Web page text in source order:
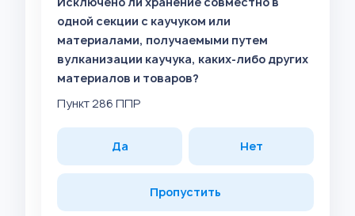
одной секции с каучуком или
материалами, получаемыми путем
вулканизации каучука, каких-либо других
материалов и товаров?
Пункт 286 ППР
Да Нет
Пропустить